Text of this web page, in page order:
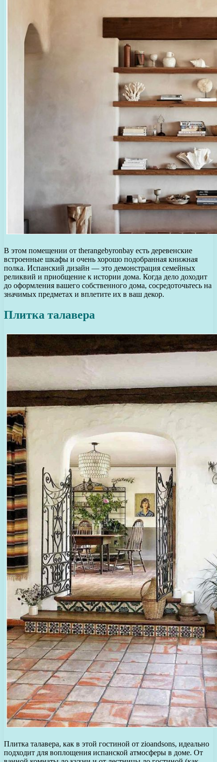
В этом помещении от therangebyronbay есть деревенские
встроенные шкафы и очень хорошо подобранная книжная
полка. Испанский дизайн — это демонстрация семейных
реликвий и приобщение к истории дома. Когда дело доходит
до оформления вашего собственного дома, сосредоточьтесь на
значимых предметах и вплетите их в ваш декор.
Плитка талавера
Плитка талавера, как в этой гостиной от zioandsons, идеально
подходит для воплощения испанской атмосферы в доме. От